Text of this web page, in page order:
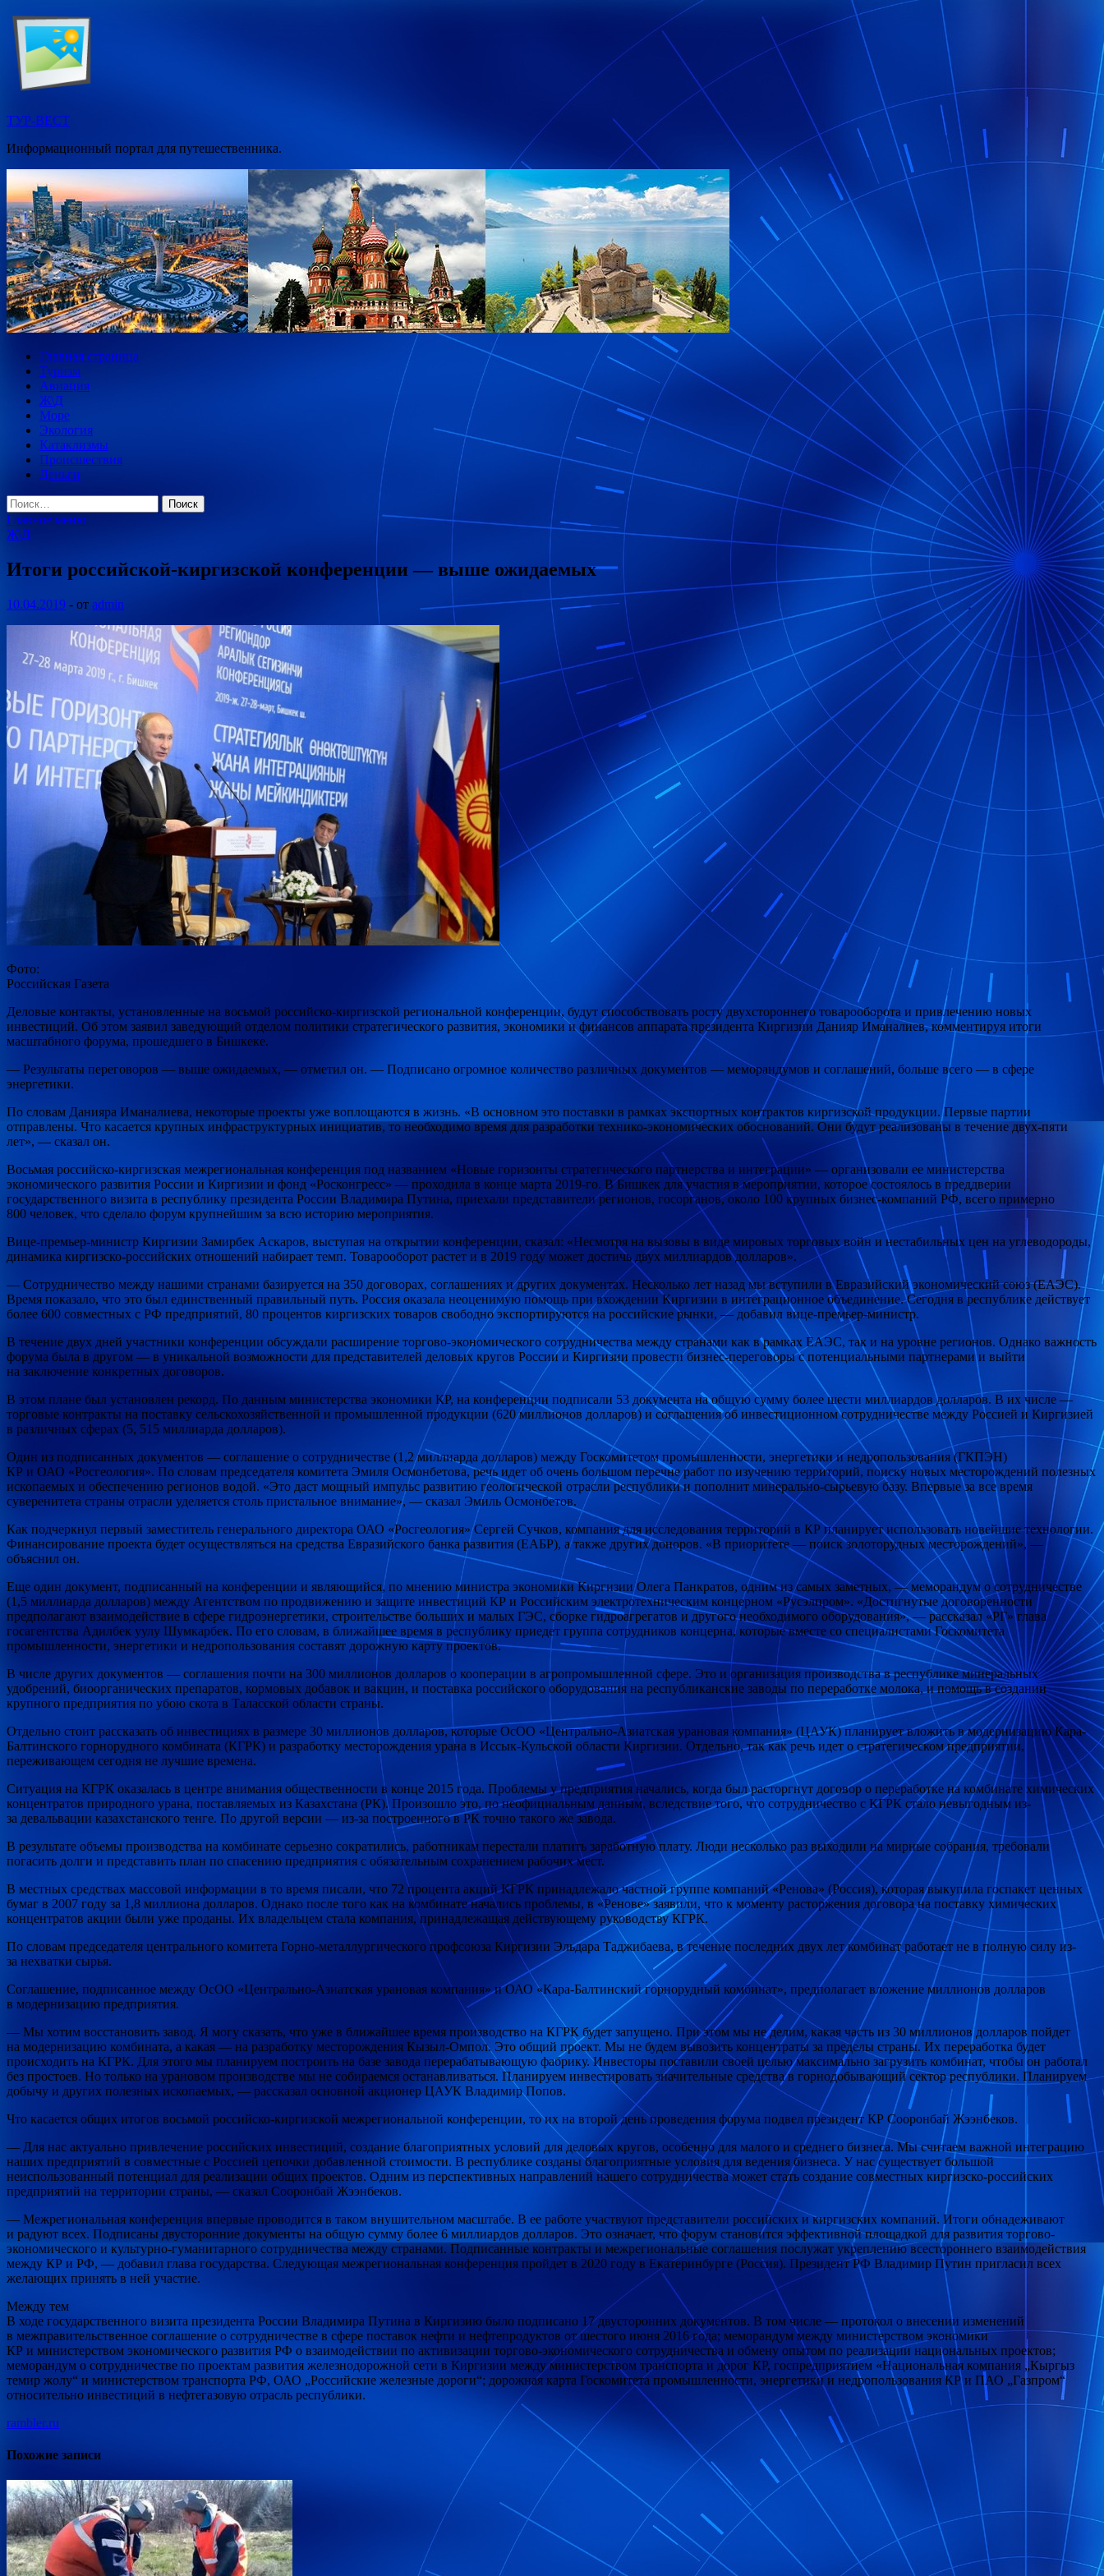
Перейти
содержимому
ТУР-ВЕСТ
Информационный портал для путешественника.
Главная страница
Туризм
Авиация
Ж\Д
Море
Экология
Катаклизмы
Происшествия
Деньги
Найти:
Главное меню
Ж\Д
Итоги российской-киргизской конференции — выше ожидаемых
10.04.2019 - от admin
Фото:
Российская Газета
Деловые контакты, установленные на восьмой российско-киргизской региональной конференции, будут способствовать росту двухстороннего товарооборота и привлечению новых
инвестиций. Об этом заявил заведующий отделом политики стратегического развития, экономики и финансов аппарата президента Киргизии Данияр Иманалиев, комментируя итоги
масштабного форума, прошедшего в Бишкеке.
— Результаты переговоров — выше ожидаемых, — отметил он. — Подписано огромное количество различных документов — меморандумов и соглашений, больше всего — в сфере
энергетики.
По словам Данияра Иманалиева, некоторые проекты уже воплощаются в жизнь. «В основном это поставки в рамках экспортных контрактов киргизской продукции. Первые партии
отправлены. Что касается крупных инфраструктурных инициатив, то необходимо время для разработки технико-экономических обоснований. Они будут реализованы в течение двух-пяти
лет», — сказал он.
Восьмая российско-киргизская межрегиональная конференция под названием «Новые горизонты стратегического партнерства и интеграции» — организовали ее министерства
экономического развития России и Киргизии и фонд «Росконгресс» — проходила в конце марта 2019-го. В Бишкек для участия в мероприятии, которое состоялось в преддверии
государственного визита в республику президента России Владимира Путина, приехали представители регионов, госорганов, около 100 крупных бизнес-компаний РФ, всего примерно
800 человек, что сделало форум крупнейшим за всю историю мероприятия.
Вице-премьер-министр Киргизии Замирбек Аскаров, выступая на открытии конференции, сказал: «Несмотря на вызовы в виде мировых торговых войн и нестабильных цен на углеводороды,
динамика киргизско-российских отношений набирает темп. Товарооборот растет и в 2019 году может достичь двух миллиардов долларов».
— Сотрудничество между нашими странами базируется на 350 договорах, соглашениях и других документах. Несколько лет назад мы вступили в Евразийский экономический союз (ЕАЭС).
Время показало, что это был единственный правильный путь. Россия оказала неоценимую помощь при вхождении Киргизии в интеграционное объединение. Сегодня в республике действует
более 600 совместных с РФ предприятий, 80 процентов киргизских товаров свободно экспортируются на российские рынки, — добавил вице-премьер-министр.
В течение двух дней участники конференции обсуждали расширение торгово-экономического сотрудничества между странами как в рамках ЕАЭС, так и на уровне регионов. Однако важность
форума была в другом — в уникальной возможности для представителей деловых кругов России и Киргизии провести бизнес-переговоры с потенциальными партнерами и выйти
на заключение конкретных договоров.
В этом плане был установлен рекорд. По данным министерства экономики КР, на конференции подписали 53 документа на общую сумму более шести миллиардов долларов. В их числе —
торговые контракты на поставку сельскохозяйственной и промышленной продукции (620 миллионов долларов) и соглашения об инвестиционном сотрудничестве между Россией и Киргизией
в различных сферах (5, 515 миллиарда долларов).
Один из подписанных документов — соглашение о сотрудничестве (1,2 миллиарда долларов) между Госкомитетом промышленности, энергетики и недропользования (ГКПЭН)
КР и ОАО «Росгеология». По словам председателя комитета Эмиля Осмонбетова, речь идет об очень большом перечне работ по изучению территорий, поиску новых месторождений полезных
ископаемых и обеспечению регионов водой. «Это даст мощный импульс развитию геологической отрасли республики и пополнит минерально-сырьевую базу. Впервые за все время
суверенитета страны отрасли уделяется столь пристальное внимание», — сказал Эмиль Осмонбетов.
Как подчеркнул первый заместитель генерального директора ОАО «Росгеология» Сергей Сучков, компания для исследования территорий в КР планирует использовать новейшие технологии.
Финансирование проекта будет осуществляться на средства Евразийского банка развития (ЕАБР), а также других доноров. «В приоритете — поиск золоторудных месторождений», —
объяснил он.
Еще один документ, подписанный на конференции и являющийся, по мнению министра экономики Киргизии Олега Панкратов, одним из самых заметных, — меморандум о сотрудничестве
(1,5 миллиарда долларов) между Агентством по продвижению и защите инвестиций КР и Российским электротехническим концерном «Русэлпром». «Достигнутые договоренности
предполагают взаимодействие в сфере гидроэнергетики, строительстве больших и малых ГЭС, сборке гидроагрегатов и другого необходимого оборудования», — рассказал «РГ» глава
госагентства Адилбек уулу Шумкарбек. По его словам, в ближайшее время в республику приедет группа сотрудников концерна, которые вместе со специалистами Госкомитета
промышленности, энергетики и недропользования составят дорожную карту проектов.
В числе других документов — соглашения почти на 300 миллионов долларов о кооперации в агропромышленной сфере. Это и организация производства в республике минеральных
удобрений, биоорганических препаратов, кормовых добавок и вакцин, и поставка российского оборудования на республиканские заводы по переработке молока, и помощь в создании
крупного предприятия по убою скота в Таласской области страны.
Отдельно стоит рассказать об инвестициях в размере 30 миллионов долларов, которые ОсОО «Центрально-Азиатская урановая компания» (ЦАУК) планирует вложить в модернизацию Кара-
Балтинского горнорудного комбината (КГРК) и разработку месторождения урана в Иссык-Кульской области Киргизии. Отдельно, так как речь идет о стратегическом предприятии,
переживающем сегодня не лучшие времена.
Ситуация на КГРК оказалась в центре внимания общественности в конце 2015 года. Проблемы у предприятия начались, когда был расторгнут договор о переработке на комбинате химических
концентратов природного урана, поставляемых из Казахстана (РК). Произошло это, по неофициальным данным, вследствие того, что сотрудничество с КГРК стало невыгодным из-
за девальвации казахстанского тенге. По другой версии — из-за построенного в РК точно такого же завода.
В результате объемы производства на комбинате серьезно сократились, работникам перестали платить заработную плату. Люди несколько раз выходили на мирные собрания, требовали
погасить долги и представить план по спасению предприятия с обязательным сохранением рабочих мест.
В местных средствах массовой информации в то время писали, что 72 процента акций КГРК принадлежало частной группе компаний «Ренова» (Россия), которая выкупила госпакет ценных
бумаг в 2007 году за 1,8 миллиона долларов. Однако после того как на комбинате начались проблемы, в «Ренове» заявили, что к моменту расторжения договора на поставку химических
концентратов акции были уже проданы. Их владельцем стала компания, принадлежащая действующему руководству КГРК.
По словам председателя центрального комитета Горно-металлургического профсоюза Киргизии Эльдара Таджибаева, в течение последних двух лет комбинат работает не в полную силу из-
за нехватки сырья.
Соглашение, подписанное между ОсОО «Центрально-Азиатская урановая компания» и ОАО «Кара-Балтинский горнорудный комбинат», предполагает вложение миллионов долларов
в модернизацию предприятия.
— Мы хотим восстановить завод. Я могу сказать, что уже в ближайшее время производство на КГРК будет запущено. При этом мы не делим, какая часть из 30 миллионов долларов пойдет
на модернизацию комбината, а какая — на разработку месторождения Кызыл-Омпол. Это общий проект. Мы не будем вывозить концентраты за пределы страны. Их переработка будет
происходить на КГРК. Для этого мы планируем построить на базе завода перерабатывающую фабрику. Инвесторы поставили своей целью максимально загрузить комбинат, чтобы он работал
без простоев. Но только на урановом производстве мы не собираемся останавливаться. Планируем инвестировать значительные средства в горнодобывающий сектор республики. Планируем
добычу и других полезных ископаемых, — рассказал основной акционер ЦАУК Владимир Попов.
Что касается общих итогов восьмой российско-киргизской межрегиональной конференции, то их на второй день проведения форума подвел президент КР Сооронбай Жээнбеков.
— Для нас актуально привлечение российских инвестиций, создание благоприятных условий для деловых кругов, особенно для малого и среднего бизнеса. Мы считаем важной интеграцию
наших предприятий в совместные с Россией цепочки добавленной стоимости. В республике созданы благоприятные условия для ведения бизнеса. У нас существует большой
неиспользованный потенциал для реализации общих проектов. Одним из перспективных направлений нашего сотрудничества может стать создание совместных киргизско-российских
предприятий на территории страны, — сказал Сооронбай Жээнбеков.
— Межрегиональная конференция впервые проводится в таком внушительном масштабе. В ее работе участвуют представители российских и киргизских компаний. Итоги обнадеживают
и радуют всех. Подписаны двусторонние документы на общую сумму более 6 миллиардов долларов. Это означает, что форум становится эффективной площадкой для развития торгово-
экономического и культурно-гуманитарного сотрудничества между странами. Подписанные контракты и межрегиональные соглашения послужат укреплению всестороннего взаимодействия
между КР и РФ, — добавил глава государства. Следующая межрегиональная конференция пройдет в 2020 году в Екатеринбурге (Россия). Президент РФ Владимир Путин пригласил всех
желающих принять в ней участие.
Между тем
В ходе государственного визита президента России Владимира Путина в Киргизию было подписано 17 двусторонних документов. В том числе — протокол о внесении изменений
в межправительственное соглашение о сотрудничестве в сфере поставок нефти и нефтепродуктов от шестого июня 2016 года; меморандум между министерством экономики
КР и министерством экономического развития РФ о взаимодействии по активизации торгово-экономического сотрудничества и обмену опытом по реализации национальных проектов;
меморандум о сотрудничестве по проектам развития железнодорожной сети в Киргизии между министерством транспорта и дорог КР, госпредприятием «Национальная компания „Кыргыз
темир жолу“ и министерством транспорта РФ, ОАО „Российские железные дороги“; дорожная карта Госкомитета промышленности, энергетики и недропользования КР и ПАО „Газпром“
относительно инвестиций в нефтегазовую отрасль республики.
rambler.ru
Похожие записи